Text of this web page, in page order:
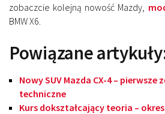
zobaczcie kolejną nowość Mazdy,
BMW X6.
Powiązane
Nowy SUV Mazda CX-4 – pierwsze
techniczne
Kurs dokształcający teoria –